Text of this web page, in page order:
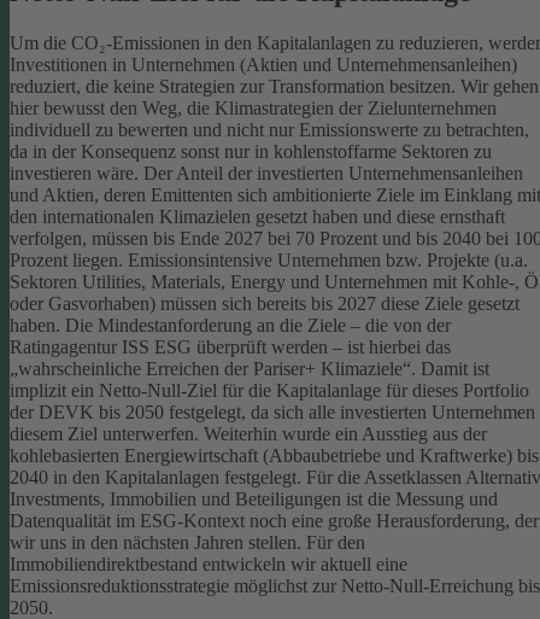
Um die CO₂-Emissionen in den Kapitalanlagen zu reduzieren,
Investitionen in Unternehmen (Aktien und Unternehmensanleihen)
reduziert, die keine Strategien zur Transformation besitzen. Wir gehen
hier bewusst den Weg, die Klimastrategien der Zielunternehmen
individuell zu bewerten und nicht nur Emissionswerte zu betrachten,
da in der Konsequenz sonst nur in kohlenstoffarme Sektoren zu
investieren wäre. Der Anteil der investierten Unternehmensanleihen
und Aktien, deren Emittenten sich ambitionierte Ziele im Einklang mit
den internationalen Klimazielen gesetzt haben und diese ernsthaft
verfolgen, müssen bis Ende 2027 bei 70 Prozent und bis 2040 bei
Prozent liegen. Emissionsintensive Unternehmen bzw. Projekte (u.a.
Sektoren Utilities, Materials, Energy und Unternehmen mit Kohle-,
oder Gasvorhaben) müssen sich bereits bis 2027 diese Ziele gesetzt
haben. Die Mindestanforderung an die Ziele – die von der
Ratingagentur ISS ESG überprüft werden – ist hierbei das
„wahrscheinliche Erreichen der Pariser+ Klimaziele“. Damit ist
implizit ein Netto-Null-Ziel für die Kapitalanlage für dieses Portfolio
der DEVK bis 2050 festgelegt, da sich alle investierten Unternehmen
diesem Ziel unterwerfen. Weiterhin wurde ein Ausstieg aus der
kohlebasierten Energiewirtschaft (Abbaubetriebe und Kraftwerke) bis
2040 in den Kapitalanlagen festgelegt. Für die Assetklassen
Investments, Immobilien und Beteiligungen ist die Messung und
Datenqualität im ESG-Kontext noch eine große Herausforderung, der
wir uns in den nächsten Jahren stellen. Für den
Immobiliendirektbestand entwickeln wir aktuell eine
Emissionsreduktionsstrategie möglichst zur Netto-Null-Erreichung bis
2050.